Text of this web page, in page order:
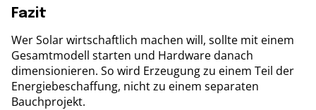
Fazit
Wer Solar wirtschaftlich machen will, sollte mit einem
Gesamtmodell starten und Hardware danach
dimensionieren. So wird Erzeugung zu einem Teil der
Energiebeschaffung, nicht zu einem separaten
Bauchprojekt.